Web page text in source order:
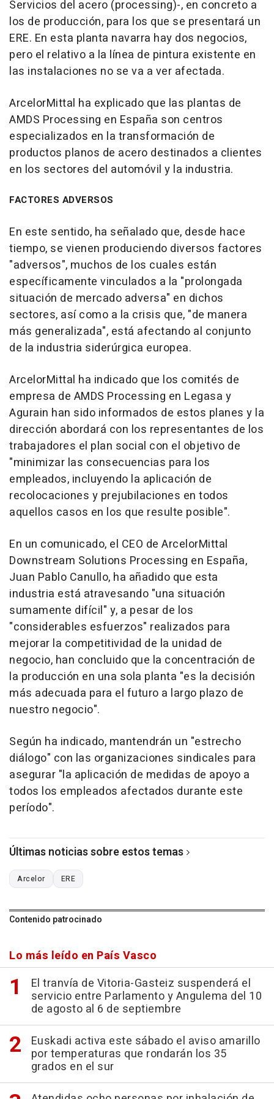
Servicios del acero (processing)-, en concreto a
los de producción, para los que se presentará un
ERE. En esta planta navarra hay dos negocios,
pero el relativo a la línea de pintura existente en
las instalaciones no se va a ver afectada.
ArcelorMittal ha explicado que las plantas de
AMDS Processing en España son centros
especializados en la transformación de
productos planos de acero destinados a clientes
en los sectores del automóvil y la industria.
FACTORES ADVERSOS
En este sentido, ha señalado que, desde hace
tiempo, se vienen produciendo diversos factores
"adversos", muchos de los cuales están
específicamente vinculados a la "prolongada
situación de mercado adversa" en dichos
sectores, así como a la crisis que, "de manera
más generalizada", está afectando al conjunto
de la industria siderúrgica europea.
ArcelorMittal ha indicado que los comités de
empresa de AMDS Processing en Legasa y
Agurain han sido informados de estos planes y la
dirección abordará con los representantes de los
trabajadores el plan social con el objetivo de
"minimizar las consecuencias para los
empleados, incluyendo la aplicación de
recolocaciones y prejubilaciones en todos
aquellos casos en los que resulte posible".
En un comunicado, el CEO de ArcelorMittal
Downstream Solutions Processing en España,
Juan Pablo Canullo, ha añadido que esta
industria está atravesando "una situación
sumamente difícil" y, a pesar de los
"considerables esfuerzos" realizados para
mejorar la competitividad de la unidad de
negocio, han concluido que la concentración de
la producción en una sola planta "es la decisión
más adecuada para el futuro a largo plazo de
nuestro negocio".
Según ha indicado, mantendrán un "estrecho
diálogo" con las organizaciones sindicales para
asegurar "la aplicación de medidas de apoyo a
todos los empleados afectados durante este
período".
Últimas noticias sobre estos temas
Arcelor ERE
Contenido patrocinado
Lo más leído en País Vasco
El tranvía de Vitoria-Gasteiz suspenderá el
servicio entre Parlamento y Angulema del 10
de agosto al 6 de septiembre
Euskadi activa este sábado el aviso amarillo
por temperaturas que rondarán los 35
grados en el sur